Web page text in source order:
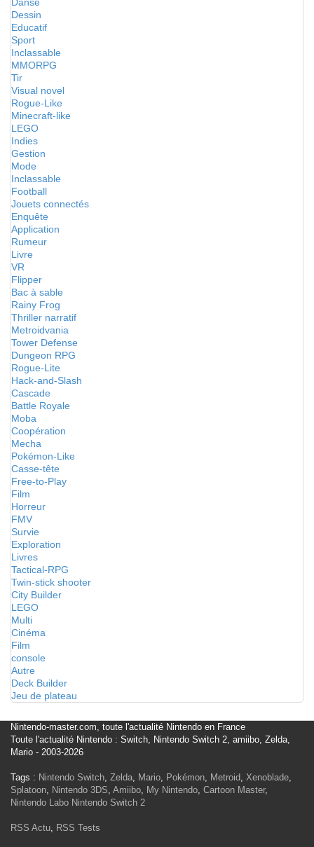
Dessin
Educatif
Sport
Inclassable
MMORPG
Tir
Visual novel
Rogue-Like
Minecraft-like
LEGO
Indies
Gestion
Mode
Inclassable
Football
Jouets connectés
Enquête
Application
Rumeur
Livre
VR
Flipper
Bac à sable
Rainy Frog
Thriller narratif
Metroidvania
Tower Defense
Dungeon RPG
Rogue-Lite
Hack-and-Slash
Cascade
Battle Royale
Moba
Coopération
Mecha
Pokémon-Like
Casse-tête
Free-to-Play
Film
Horreur
FMV
Survie
Exploration
Livres
Tactical-RPG
Twin-stick shooter
City Builder
LEGO
Multi
Cinéma
Film
console
Autre
Deck Builder
Jeu de plateau
Nintendo-master.com, toute l'actualité Nintendo en France
Toute l'actualité Nintendo : Switch, Nintendo Switch 2, amiibo, Zelda,
Mario - 2003-2026
Tags : Nintendo Switch, Zelda, Mario, Pokémon, Metroid, Xenoblade,
Splatoon, Nintendo 3DS, Amiibo, My Nintendo, Cartoon Master,
Nintendo Labo Nintendo Switch 2
RSS Actu, RSS Tests